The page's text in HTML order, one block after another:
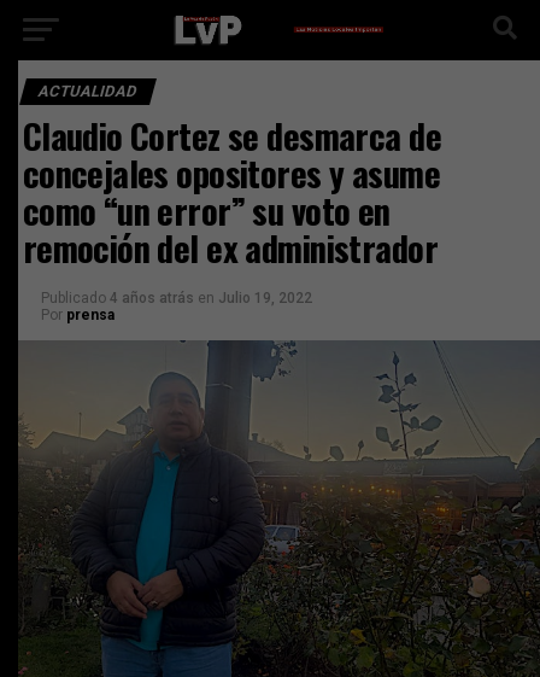
ACTUALIDAD
Claudio Cortez se desmarca de
concejales opositores y asume
como “un error” su voto en
remoción del ex administrador
Publicado 4 años atrás en Julio 19, 2022
Por prensa